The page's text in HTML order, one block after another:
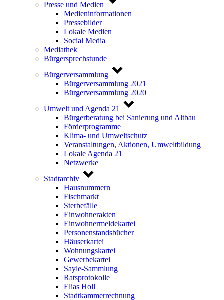
Presse und Medien
Medieninformationen
Pressebilder
Lokale Medien
Social Media
Mediathek
Bürgersprechstunde
Bürgerversammlung
Bürgerversammlung 2021
Bürgerversammlung 2020
Umwelt und Agenda 21
Bürgerberatung bei Sanierung und Altbau
Förderprogramme
Klima- und Umweltschutz
Veranstaltungen, Aktionen, Umweltbildung
Lokale Agenda 21
Netzwerke
Stadtarchiv
Hausnummern
Fischmarkt
Sterbefälle
Einwohnerakten
Einwohnermeldekartei
Personenstandsbücher
Häuserkartei
Wohnungskartei
Gewerbekartei
Sayle-Sammlung
Ratsprotokolle
Elias Holl
Stadtkammerrechnung